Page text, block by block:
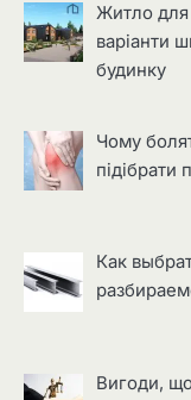
Житло для
варіанти
будинку
Чому
підібрати
Как
Вигоди,